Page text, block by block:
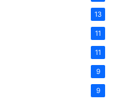
13
11
11
9
9